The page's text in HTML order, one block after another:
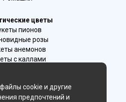
цветы
пионов
розы
анемонов
с каллами
Лаванда
Гиацинты
cookie и другие
предпочтений и